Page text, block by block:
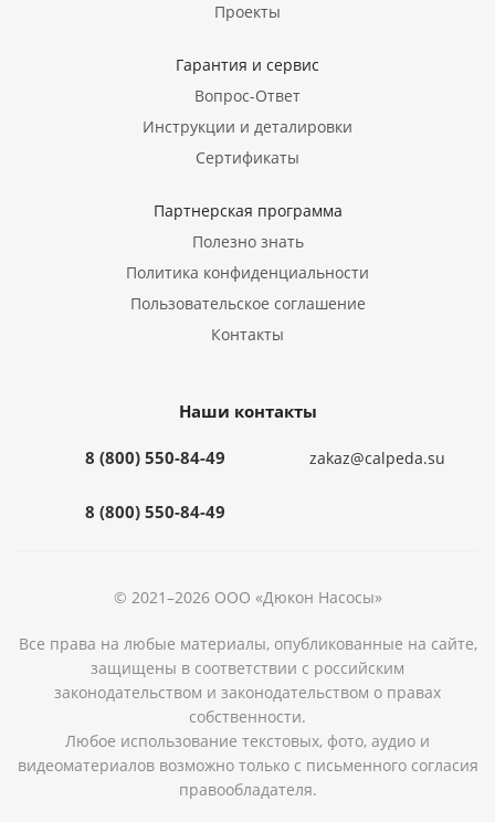
Проекты
Гарантия и сервис
Вопрос-Ответ
Инструкции и деталировки
Сертификаты
Партнерская программа
Полезно знать
Политика конфиденциальности
Пользовательское соглашение
Контакты
Наши контакты
8 (800) 550-84-49
8 (800) 550-84-49
zakaz@calpeda.su
© 2021–2026 ООО «Дюкон Насосы»
Все права на любые материалы, опубликованные на сайте,
защищены в соответствии с российским
законодательством и законодательством о правах
собственности.
Любое использование текстовых, фото, аудио и
видеоматериалов возможно только с письменного согласия
правообладателя.